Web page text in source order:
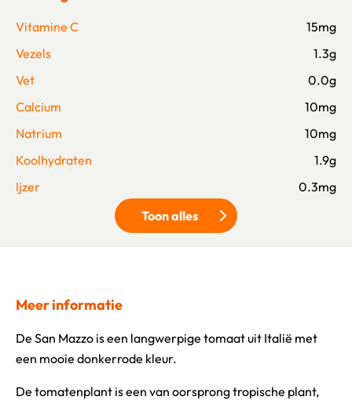
Vitamine C
15mg
Vezels
1.3g
Vet
0.0g
Calcium
10mg
Natrium
10mg
Koolhydraten
1.9g
Ijzer
0.3mg
Toon alles
Klik om meer
Meer informatie
De San Mazzo is een langwerpige tomaat uit Italië met
een mooie donkerrode kleur.
De tomatenplant is een van oorsprong tropische plant,